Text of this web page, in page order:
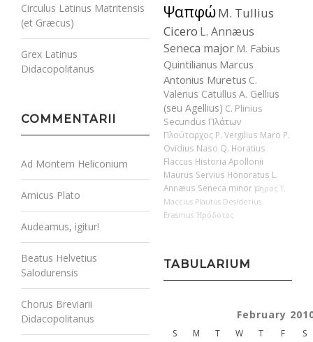
Circulus Latinus Matritensis
(et Græcus)
Grex Latinus
Didacopolitanus
COMMENTARII
Ad Montem Heliconium
Amicus Plato
Audeamus, igitur!
Beatus Helvetius
Salodurensis
Chorus Breviarii
Didacopolitanus
ΨαπφώM. Tullius
Cicero L. Annæus
Seneca major M. Fabius
Quintilianus Marcus
Antonius Muretus C.
Valerius Catullus A. Gellius
(seu Agellius) C. Plinius
Secundus Πλάτων
Πλούταρχος P. Vergilius Maro P.
Ovidius Naso Q. Horatius
Flaccus Historia Apollonii
Maurus Servius Honoratus L.
Annæus Seneca minor Ὅμηρος T.
Maccius Plautus Desiderius
Erasmus Ἡρόδοτος
TABULARIUM
February
S M T W T F S